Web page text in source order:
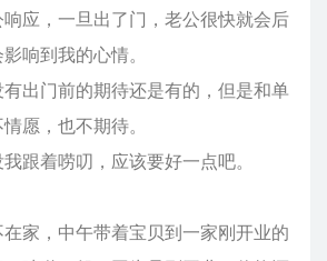
应，一旦出了门，老公很快就会后
响到我的心情。
门前的期待还是有的，但是和单
愿，也不期待。
着唠叨，应该要好一点吧。
，中午带着宝贝到一家刚开业的